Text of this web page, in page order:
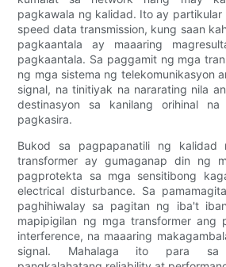
pagkawala ng kalidad. Ito ay partikular
speed data transmission, kung saan
pagkaantala ay maaaring
pagkaantala. Sa paggamit ng mga
ng mga sistema ng telekomunikasyon
signal, na tinitiyak na nararating nila
destinasyon sa kanilang orihinal
pagkasira.
Bukod sa pagpapanatili ng kalidad
transformer ay gumaganap din ng
pagprotekta sa mga sensitibong
electrical disturbance. Sa
paghihiwalay sa pagitan ng iba't
mapipigilan ng mga transformer ang
interference, na maaaring
signal. Mahalaga ito para sa